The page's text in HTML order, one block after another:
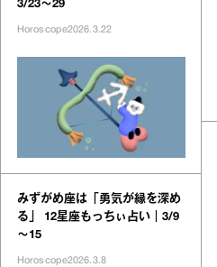
3/23～29
Horoscope2026.3.22
みずがめ座は「勇気が縁を深め
る」 12星座もっちぃ占い｜3/9
～15
Horoscope2026.3.8